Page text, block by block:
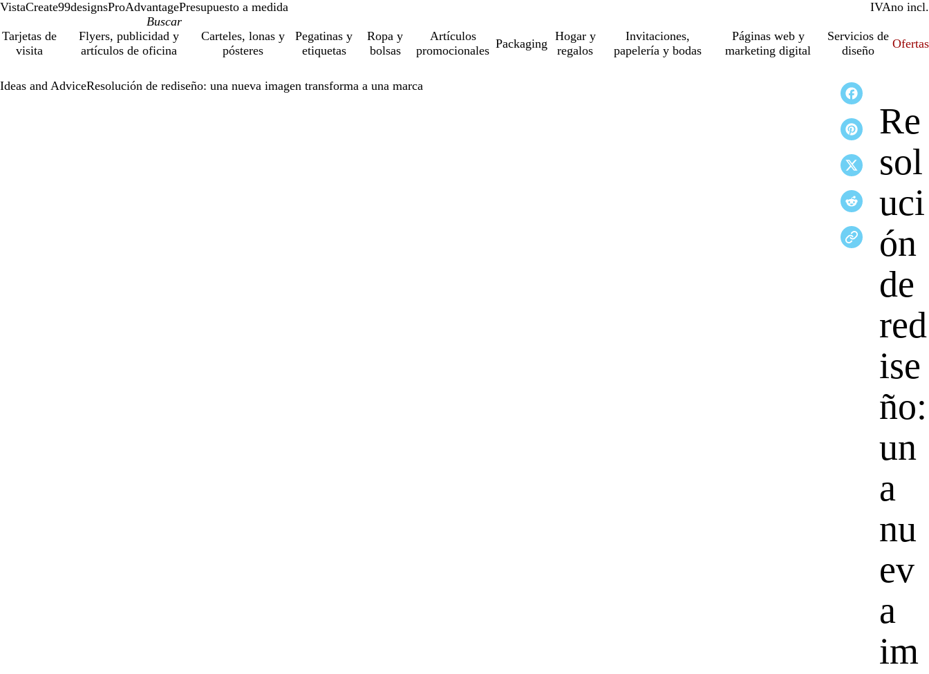
VistaCreate99designsProAdvantagePresupuesto a medida IVAincl.
no incl.
Tarjetas de
visita
Flyers, publicidad y
artículos de oficina
Carteles, lonas y
pósteres
Pegatinas y
etiquetas
Ropa y
bolsas
Artículos
promocionales
Packaging
Hogar y
regalos
Invitaciones,
papelería y bodas
Páginas web y
marketing digital
Servicios de
diseño
Ofertas
Ideas and AdviceResolución de rediseño: una nueva imagen transforma a una marca
Re
sol
uci
ón
de
red
ise
ño:
un
a
nu
ev
a
im